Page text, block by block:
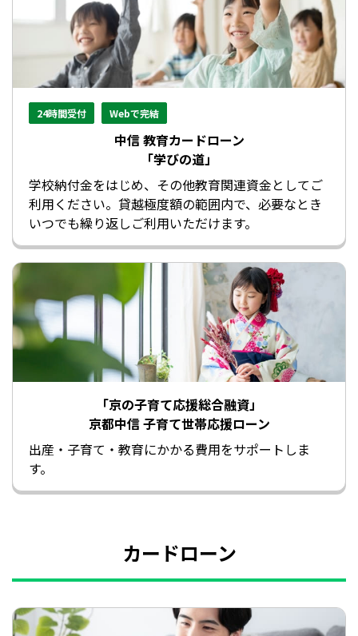
24時間受付 Webで完結
中信 教育カードローン
「学びの道」
学校納付金をはじめ、その他教育関連資金としてご
利用ください。貸越極度額の範囲内で、必要なとき
いつでも繰り返しご利用いただけます。
「京の子育て応援総合融資」
京都中信 子育て世帯応援ローン
出産・子育て・教育にかかる費用をサポートしま
す。
カードローン